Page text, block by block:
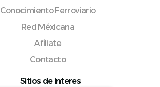
Conocimiento Ferroviario
Red Méxicana
Afíliate
Contacto
Sitios de interes